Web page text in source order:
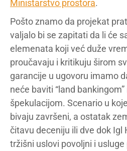
Ministarstvo prostora.
Pošto znamo da projekat
valjalo bi se zapitati da li će
elemenata koji već duže
proučavaju i kritikuju širom
garancije u ugovoru imamo
neće baviti “land
špekulacijom. Scenario u
bivaju završeni, a ostatak
čitavu deceniju ili dve dok Igl
tržišni uslovi povoljni i